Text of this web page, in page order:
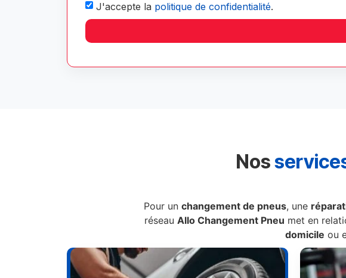
J'accepte la politique de confidentialité.
Nos
Pour un changement de pneus, une
réseau Allo Changement Pneu met en
domicile ou